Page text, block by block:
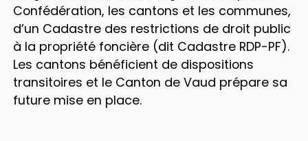
Confédération, les cantons et les communes,
d’un Cadastre des restrictions de droit public
à la propriété foncière (dit Cadastre RDP-PF).
Les cantons bénéficient de dispositions
transitoires et le Canton de Vaud prépare sa
future mise en place.